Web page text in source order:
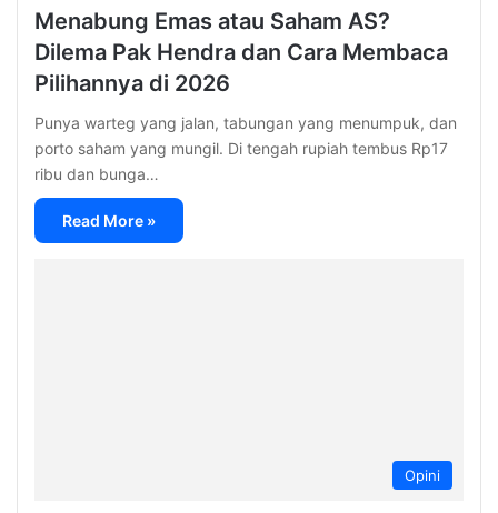
Menabung Emas atau Saham AS?
Dilema Pak Hendra dan Cara Membaca
Pilihannya di 2026
Punya warteg yang jalan, tabungan yang menumpuk, dan
porto saham yang mungil. Di tengah rupiah tembus Rp17
ribu dan bunga…
Read More »
Opini